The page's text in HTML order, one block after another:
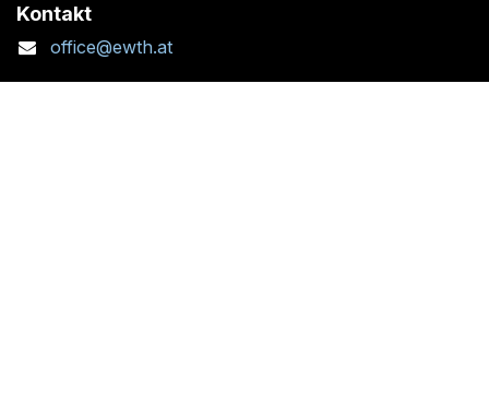
Kontakt
office@ewth.at